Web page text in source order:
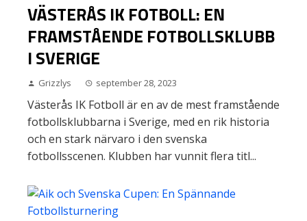
VÄSTERÅS IK FOTBOLL: EN
FRAMSTÅENDE FOTBOLLSKLUBB
I SVERIGE
Grizzlys september 28, 2023
Västerås IK Fotboll är en av de mest framstående
fotbollsklubbarna i Sverige, med en rik historia
och en stark närvaro i den svenska
fotbollsscenen. Klubben har vunnit flera titl...